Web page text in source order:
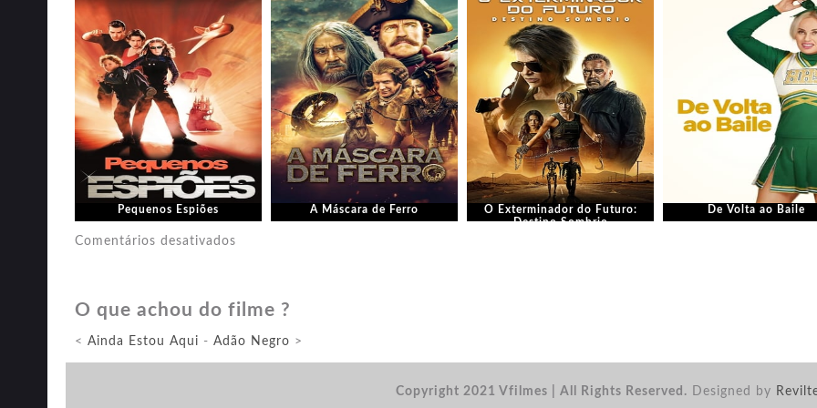
Pequenos Espiões A Máscara de Ferro
O Exterminador do Futuro:
Destino Sombrio
De Volta ao Baile
Comentários desativados
ao
O que achou do filme ?
< Ainda Estou Aqui - Adão Negro >
Copyright 2021 Vfilmes | All Rights Reserved. Designed by